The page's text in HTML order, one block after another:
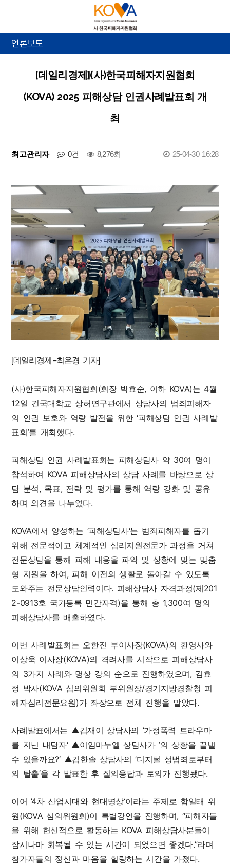
언론보도
[데일리경제](사)한국피해자지원협회
(KOVA) 2025 피해상담 인권사례발표회 개
최
최고관리자 0건 8,276회 25-04-30 16:28
[데일리경제=최은경 기자]
(사)한국피해자지원협회(회장 박효순, 이하 KOVA)는 4월
12일 건국대학교 상허연구관에서 상담사의 범죄피해자
의 인권 보호와 역량 발전을 위한 ‘피해상담 인권 사례발
표회’를 개최했다.
피해상담 인권 사례발표회는 피해상담사 약 30여 명이
참석하여 KOVA 피해상담사의 상담 사례를 바탕으로 상
담 분석, 목표, 전략 및 평가를 통해 역량 강화 및 공유
하며 의견을 나누었다.
KOVA에서 양성하는 ‘피해상담사‘는 범죄피해자를 돕기
위해 전문적이고 체계적인 심리지원전문가 과정을 거쳐
전문상담을 통해 피해 내용을 파악 및 상황에 맞는 맞춤
형 지원을 하여, 피해 이전의 생활로 돌아갈 수 있도록
도와주는 전문상담인력이다. 피해상담사 자격과정(제201
2-0913호 국가등록 민간자격)을 통해 총 1,300여 명의
피해상담사를 배출하였다.
이번 사례발표회는 오한진 부이사장(KOVA)의 환영사와
이상욱 이사장(KOVA)의 격려사를 시작으로 피해상담사
의 3가지 사례와 명상 강의 순으로 진행하였으며, 김효
정 박사(KOVA 심의위원회 부위원장/경기지방경찰청 피
해자심리전문요원)가 좌장으로 전체 진행을 맡았다.
사례발표에서는 ▲김재이 상담사의 ’가정폭력 트라우마
를 지닌 내담자‘ ▲이임마누엘 상담사가 ’의 상황을 끝낼
수 있을까요?‘ ▲김한솔 상담사의 ’디지털 성범죄로부터
의 탈출‘을 각 발표한 후 질의응답과 토의가 진행됐다.
이어 ’4차 산업시대와 현대명상‘이라는 주제로 함일태 위
원(KOVA 심의위원회)이 특별강연을 진행하며, “피해자들
을 위해 헌신적으로 활동하는 KOVA 피해상담사분들이
잠시나마 회복될 수 있는 시간이 되었으면 좋겠다.”라며
참가자들의 정신과 마음을 힐링하는 시간을 가졌다.